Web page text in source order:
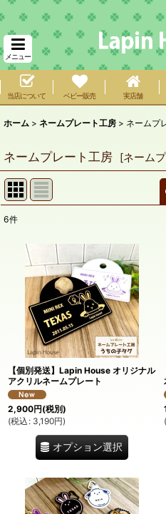
メニュー
当店について ベビー販売 実店舗
ホーム > ネームプレート工房 > ネームプ
ネームプレート工房 [ネーム
:
在庫あり
並び順
絞り
6件
【個別発送】Lapin House オリジナル
アクリルネームプレート
2,900円(税別)
(税込 : 3,190円)
オプション選択
(